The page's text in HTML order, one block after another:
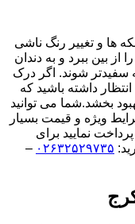
ها و تغییر رنگ ناشی
از بین ببرد و به دندان
شوند. اگر درک
داشته باشید که
بخشد.شما می توانید
ویژه و قیمت بسیار
بلیچینگ دندان سال 1404 را پرداخت نمایید برای
۰۲۶۳۲۵۲۹۷۳۵–